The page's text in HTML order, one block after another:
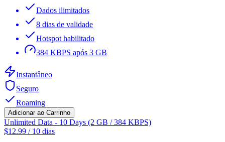
Dados ilimitados
8 dias de validade
Hotspot habilitado
384 KBPS após 3 GB
Instantâneo
Seguro
Roaming
Adicionar ao Carrinho
Unlimited Data - 10 Days (2 GB / 384 KBPS)
$12.99 / 10 dias